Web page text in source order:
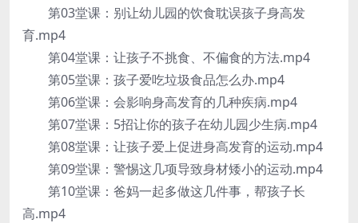
第03堂课：别让幼儿园的饮食耽误孩子身高发
育.mp4
第04堂课：让孩子不挑食、不偏食的方法.mp4
第05堂课：孩子爱吃垃圾食品怎么办.mp4
第06堂课：会影响身高发育的几种疾病.mp4
第07堂课：5招让你的孩子在幼儿园少生病.mp4
第08堂课：让孩子爱上促进身高发育的运动.mp4
第09堂课：警惕这几项导致身材矮小的运动.mp4
第10堂课：爸妈一起多做这几件事，帮孩子长
高.mp4